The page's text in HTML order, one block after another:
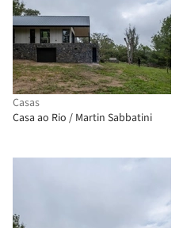
Casas
Casa ao Rio / Martin Sabbatini